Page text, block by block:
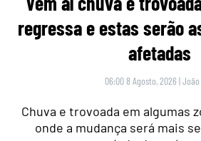
regressa e estas serão
afetadas
06:00 8 Agosto, 2026 |
Chuva e trovoada em algumas
onde a mudança será mais